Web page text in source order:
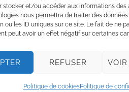
stocker et/ou accéder aux informations des
nous permettra de traiter des
ou les ID uniques sur ce site. Le fait de ne
peut avoir un effet négatif sur certaines
REFUSER VOIR
Politique de cookiesPolitique de